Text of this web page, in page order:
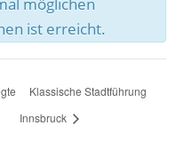
ist erreicht.
Klassische Stadtführung
Innsbruck